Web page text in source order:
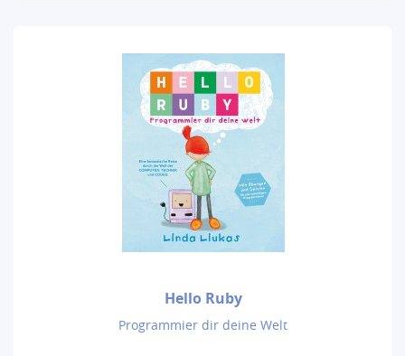
Hello Ruby
Programmier dir deine Welt